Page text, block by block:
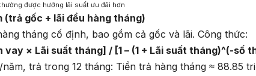
được hưởng lãi suất ưu đãi hơn
(trả gốc + lãi đều hàng tháng)
tháng cố định, bao gồm cả gốc và lãi. Công thức:
× Lãi suất tháng] / [1 – (1 + Lãi suất tháng)^(-số
trả trong 12 tháng: Tiền trả hàng tháng ≈ 88.85